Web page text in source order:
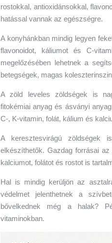
rostokkal, antioxidánsokkal,
hatással vannak az egészségre.
A konyhánkban mindig legyen
flavonoidot, káliumot és C-
megelőzésében lehetnek a
betegségek, magas
A zöld leveles zöldségek is
fitokémiai anyag és ásványi
C-, K-vitamin, folát, kálium és
A keresztesvirágú zöldségek
elkészíthetők. Gazdag forrásai
kalciumot, folátot és rostot is
Hal is mindig kerüljön az
védelmet jelenthetnek a
bővelkednek még a halak?
vitaminokban.